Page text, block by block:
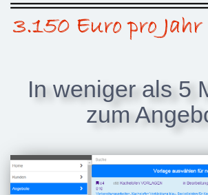
In weniger als 5
zum